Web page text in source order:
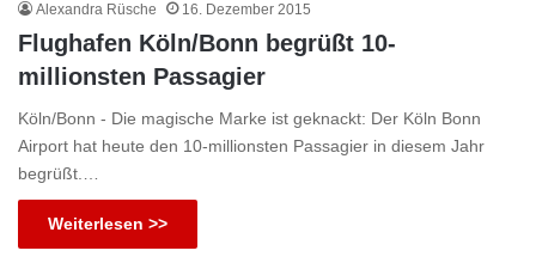
Alexandra Rüsche 16. Dezember 2015
Flughafen Köln/Bonn begrüßt 10-
millionsten Passagier
Köln/Bonn - Die magische Marke ist geknackt: Der Köln Bonn
Airport hat heute den 10-millionsten Passagier in diesem Jahr
begrüßt.…
Weiterlesen >>